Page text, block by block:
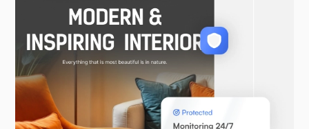
WooCommerce